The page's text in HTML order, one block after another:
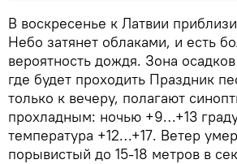
В воскресенье к Латвии
Небо затянет облаками, и есть
вероятность дождя. Зона
где будет проходить Праздник
только к вечеру, полагают
прохладным: ночью +9…+13
температура +12…+17. Ветер
порывистый до 15-18 метров в